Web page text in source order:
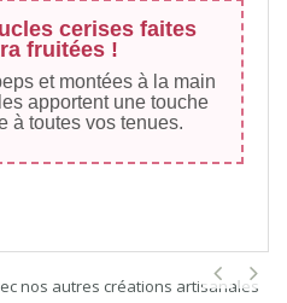
cerises faites
fruitées !
et montées à la main
apportent une touche
à toutes vos tenues.
nos autres créations artisanales